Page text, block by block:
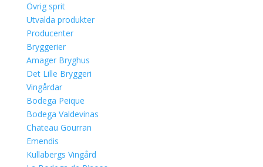
Övrig sprit
Utvalda produkter
Producenter
Bryggerier
Amager Bryghus
Det Lille Bryggeri
Vingårdar
Bodega Peique
Bodega Valdevinas
Chateau Gourran
Emendis
Kullabergs Vingård